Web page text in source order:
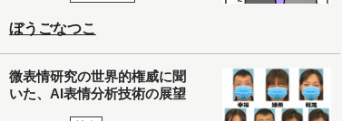
ぼうごなつこ
微表情研究の世界的権威に聞
いた、AI表情分析技術の展望